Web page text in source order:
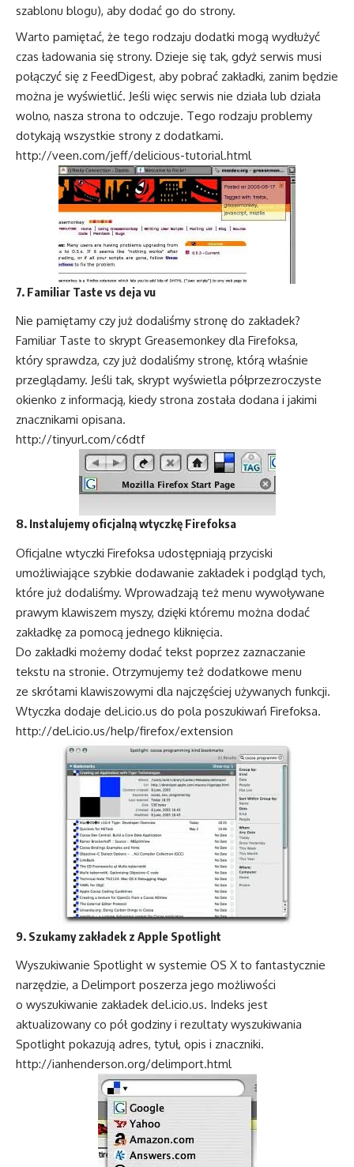
szablonu blogu), aby dodać go do strony.
Warto pamiętać, że tego rodzaju dodatki mogą wydłużyć
czas ładowania się strony. Dzieje się tak, gdyż serwis musi
połączyć się z FeedDigest, aby pobrać zakładki, zanim będzie
można je wyświetlić. Jeśli więc serwis nie działa lub działa
wolno, nasza strona to odczuje. Tego rodzaju problemy
dotykają wszystkie strony z dodatkami.
http://veen.com/jeff/delicious-tutorial.html
7. Familiar Taste vs deja vu
Nie pamiętamy czy już dodaliśmy stronę do zakładek?
Familiar Taste to skrypt Greasemonkey dla Firefoksa,
który sprawdza, czy już dodaliśmy stronę, którą właśnie
przeglądamy. Jeśli tak, skrypt wyświetla półprzezroczyste
okienko z informacją, kiedy strona została dodana i jakimi
znacznikami opisana.
http://tinyurl.com/c6dtf
8. Instalujemy oficjalną wtyczkę Firefoksa
Oficjalne wtyczki Firefoksa udostępniają przyciski
umożliwiające szybkie dodawanie zakładek i podgląd tych,
które już dodaliśmy. Wprowadzają też menu wywoływane
prawym klawiszem myszy, dzięki któremu można dodać
zakładkę za pomocą jednego kliknięcia.
Do zakładki możemy dodać tekst poprzez zaznaczanie
tekstu na stronie. Otrzymujemy też dodatkowe menu
ze skrótami klawiszowymi dla najczęściej używanych funkcji.
Wtyczka dodaje del.icio.us do pola poszukiwań Firefoksa.
http://del.icio.us/help/firefox/extension
9. Szukamy zakładek z Apple Spotlight
Wyszukiwanie Spotlight w systemie OS X to fantastycznie
narzędzie, a Delimport poszerza jego możliwości
o wyszukiwanie zakładek del.icio.us. Indeks jest
aktualizowany co pół godziny i rezultaty wyszukiwania
Spotlight pokazują adres, tytuł, opis i znaczniki.
http://ianhenderson.org/delimport.html